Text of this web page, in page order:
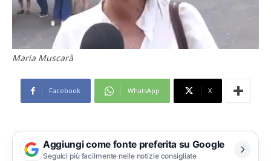
Maria Muscarà
Facebook WhatsApp X
Aggiungi come fonte preferita su Google
Seguici più facilmente nelle notizie consigliate